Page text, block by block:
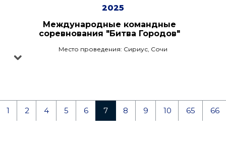
2025
Международные командные
соревнования "Битва Городов"
Место проведения: Сириус, Сочи
1 2 4 5 6 7 8 9 10 65 66